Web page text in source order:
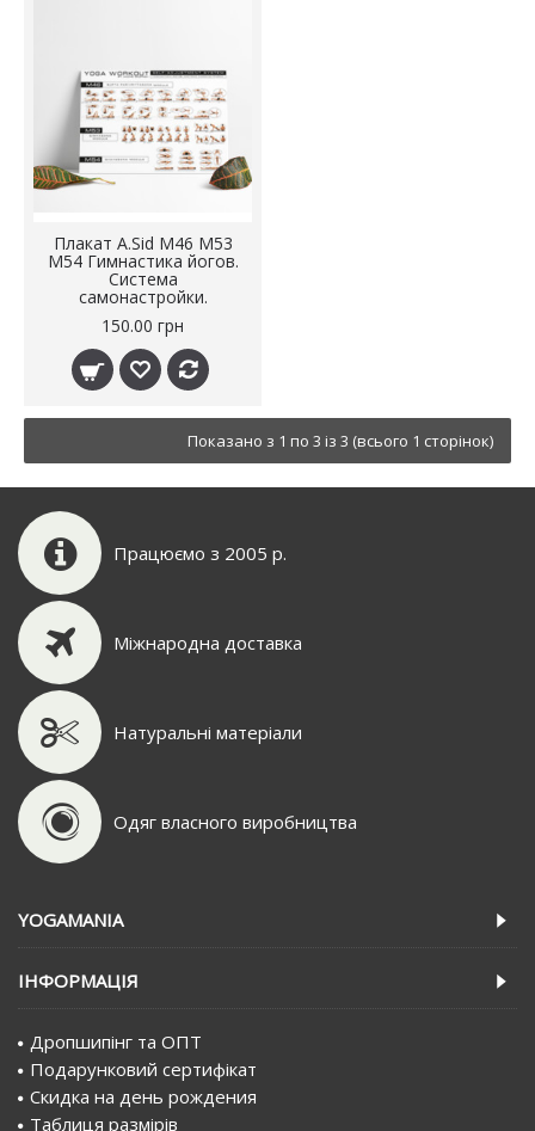
Плакат A.Sid М46 M53
M54 Гимнастика йогов.
Система
самонастройки.
150.00 грн
Показано з 1 по 3 із 3 (всього 1 сторінок)
Працюємо з 2005 р.
Міжнародна доставка
Натуральні матеріали
Одяг власного виробництва
YOGAMANIA
IНФОРМАЦIЯ
Дропшипінг та ОПТ
Подарунковий сертифiкат
Скидка на день рождения
Таблиця размірів